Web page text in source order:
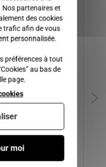
JANTE AIXAM A721, A741,
CITY, SCOUTY, CROSSLINE,
CROSSOVER
49,00 €
79,00 €
partenaires et
des cookies
trafic afin de vous
personnalisée.
préférences à tout
au bas de
page.
moi